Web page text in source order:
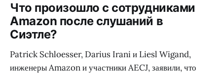
Что произошло с сотрудниками
Amazon после слушаний в
Сиэтле?
Patrick Schloesser, Darius Irani и Liesl Wigand,
инженеры Amazon и участники AECJ, заявили, что